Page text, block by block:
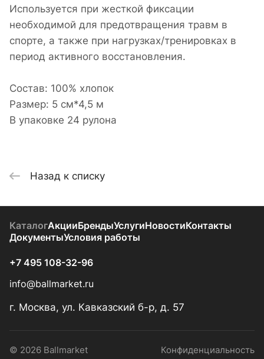
Используется при жесткой фиксации
необходимой для предотвращения травм в
спорте, а также при нагрузках/тренировках в
период активного восстановления.
Состав: 100% хлопок
Размер: 5 см*4,5 м
В упаковке 24 рулона
Назад к списку
КаталогАкцииБрендыУслугиНовостиКонтакты
ДокументыУсловия работы
+7 495 108-32-96
info@ballmarket.ru
г. Москва, ул. Кавказский б-р, д. 57
© 2026 Ballmarket Конфиденциальность